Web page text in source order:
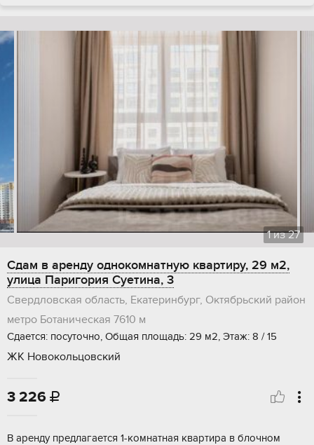
1из27
Сдам в аренду однокомнатную квартиру, 29 м2,
улица Паригория Суетина, 3
Свердловская область, Екатеринбург, Октябрьский район
метро Ботаническая 7610 м
Сдается: посуточно, Общая площадь: 29 м2, Этаж: 8 / 15
ЖК Новокольцовский
3 226 
В аренду предлагается 1-комнатная квартира в блочном